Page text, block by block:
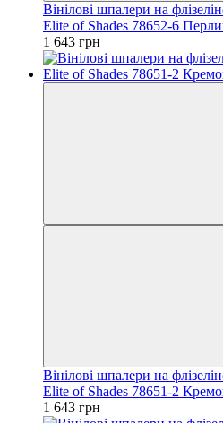
Вінілові шпалери на
Elite of Shades 78652-6
1 643 грн
Вінілові шпалери на
Elite of Shades 78651-2
1 643 грн